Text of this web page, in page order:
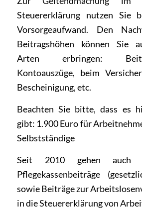
Steuererklärung nutzen Sie
Vorsorgeaufwand. Den
Beitragshöhen können Sie
Arten erbringen:
Kontoauszüge, beim
Bescheinigung, etc.
Beachten Sie bitte, dass es
gibt: 1.900 Euro für
Selbstständige
Seit 2010 gehen auch
Pflegekassenbeiträge
sowie Beiträge zur
in die Steuererklärung von